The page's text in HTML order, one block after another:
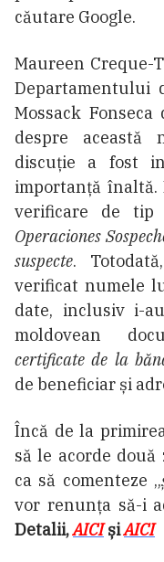
căutare Google.
Maureen Creque-
Departamentului
Mossack
despre această
discuție a fost
importanță
verificare de tip
Operaciones
suspecte.
verificat numele
date, inclusiv i-
moldovean
certificate de la
de beneficiar și
Încă de la
să le acorde
ca să comenteze „
vor renunța să-i
Detalii,AICIșiAICI